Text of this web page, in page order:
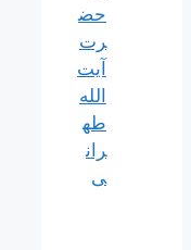
حض
رت
آیت
الله
طه
ران
ی